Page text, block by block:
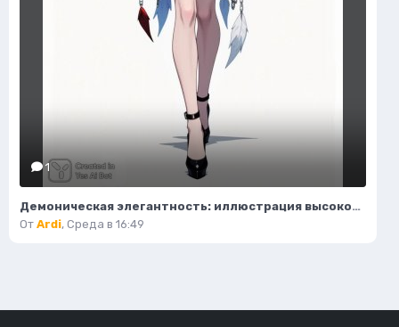
1
Демоническая элегантность: иллюстрация высокой моды в стиле фэнтези. Нейросеть Flux.1
От Ardi, Среда в 16:49